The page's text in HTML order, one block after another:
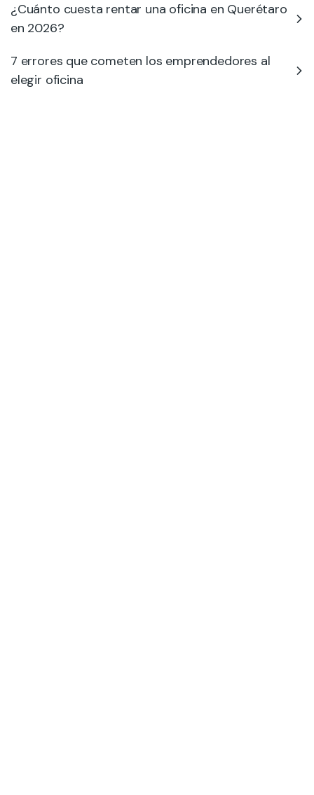
¿Cuánto cuesta rentar una oficina en Querétaro
en 2026?
7 errores que cometen los emprendedores al
elegir oficina